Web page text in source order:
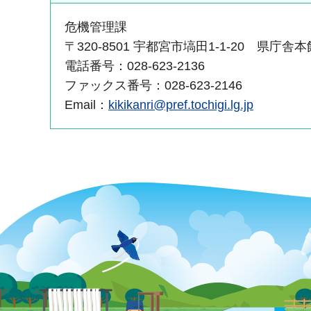
危機管理課
〒320-8501 宇都宮市塙田1-1-20 県庁舎本
電話番号：028-623-2136
ファックス番号：028-623-2146
Email： kikikanri@pref.tochigi.lg.jp